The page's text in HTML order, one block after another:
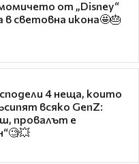
от „Disney“
в световна икона🤩🎂
4 неща, които
всяко GenZ:
провалът е